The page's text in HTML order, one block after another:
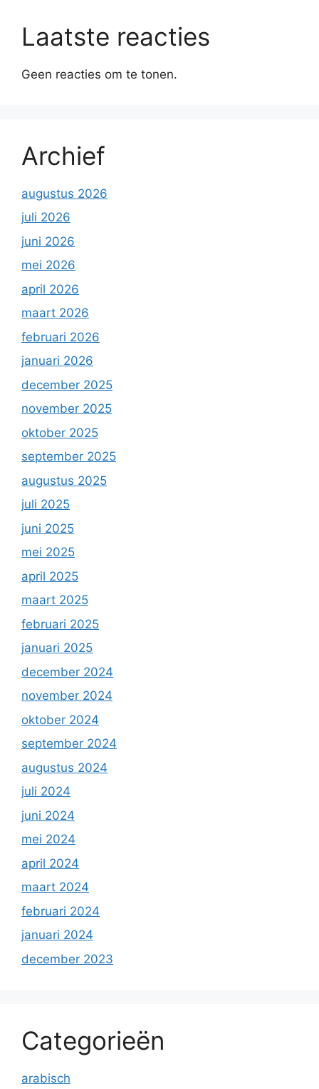
Laatste reacties
Geen reacties om te tonen.
Archief
augustus 2026
juli 2026
juni 2026
mei 2026
april 2026
maart 2026
februari 2026
januari 2026
december 2025
november 2025
oktober 2025
september 2025
augustus 2025
juli 2025
juni 2025
mei 2025
april 2025
maart 2025
februari 2025
januari 2025
december 2024
november 2024
oktober 2024
september 2024
augustus 2024
juli 2024
juni 2024
mei 2024
april 2024
maart 2024
februari 2024
januari 2024
december 2023
Categorieën
arabisch